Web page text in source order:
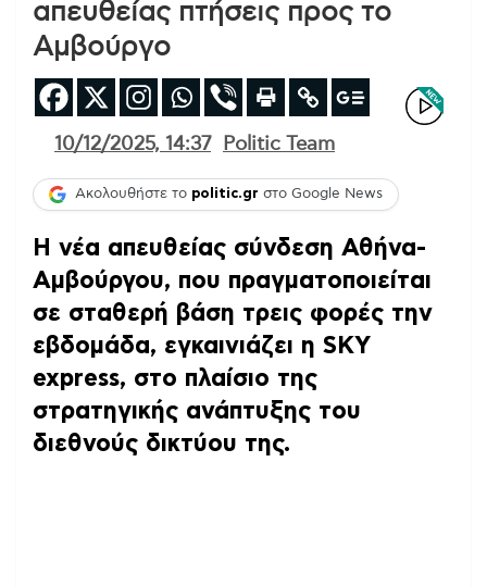
απευθείας πτήσεις προς το
Αμβούργο
10/12/2025, 14:37 Politic Team
Ακολουθήστε το politic.gr στο Google News
Η νέα απευθείας σύνδεση Αθήνα-
Αμβούργου, που πραγματοποιείται
σε σταθερή βάση τρεις φορές την
εβδομάδα, εγκαινιάζει η SKY
express, στο πλαίσιο της
στρατηγικής ανάπτυξης του
διεθνούς δικτύου της.